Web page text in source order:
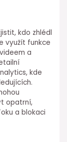
kdo zhlédl
využít funkce
a
kde
opatrní,
a blokaci